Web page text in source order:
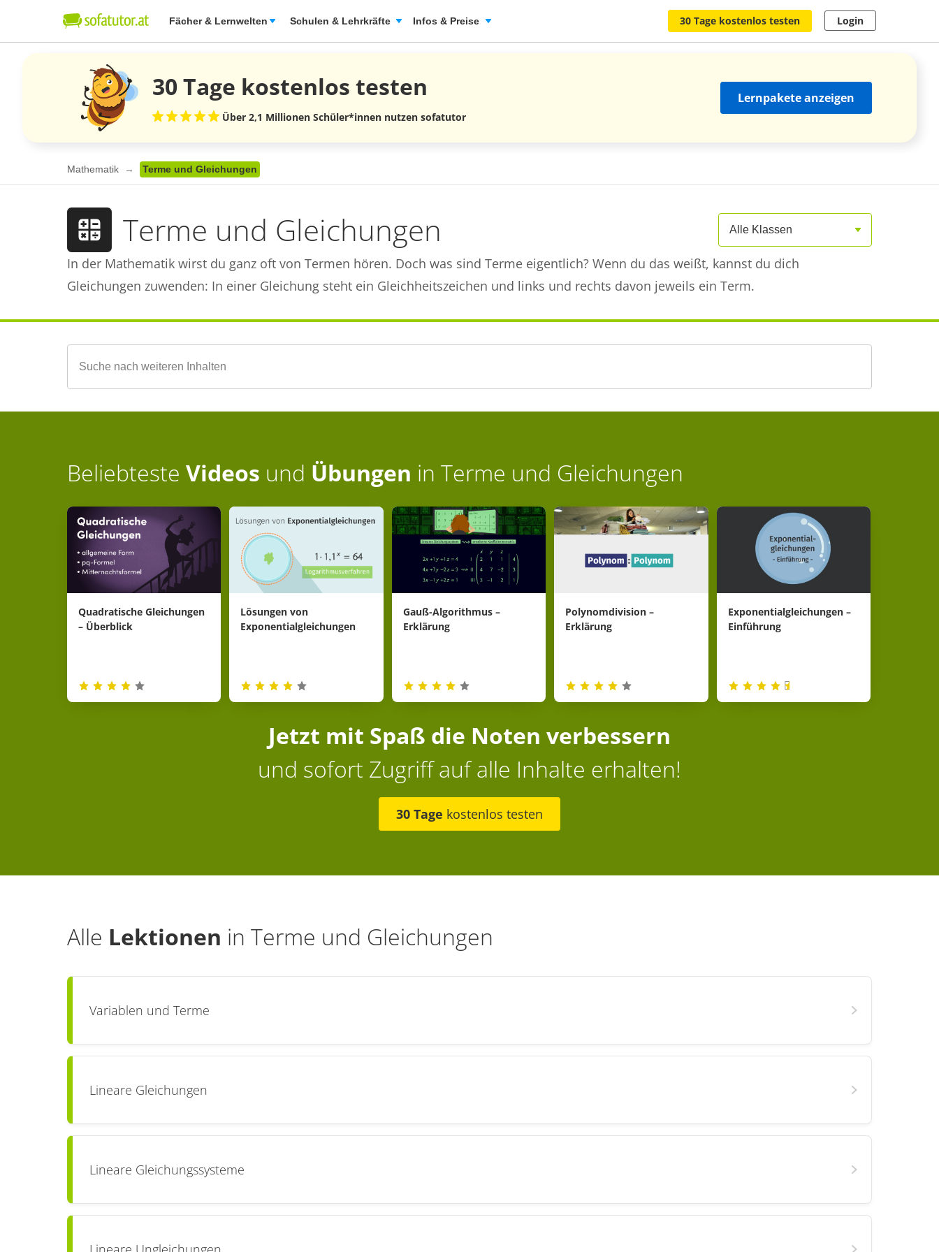
Fächer & Lernwelten Schulen & Lehrkräfte Infos & Preise 30 Tage kostenlos testen Login
30 Tage kostenlos testen
Über 2,1 Millionen Schüler*innen nutzen sofatutor
Lernpakete anzeigen
Mathematik Terme und Gleichungen
Terme und Gleichungen
In der Mathematik wirst du ganz oft von Termen hören. Doch was sind Terme eigentlich? Wenn du das weißt, kannst du dich
Gleichungen zuwenden: In einer Gleichung steht ein Gleichheitszeichen und links und rechts davon jeweils ein Term.
Alle Klassen
Beliebteste Videos und Übungen in Terme und Gleichungen
Quadratische Gleichungen
– Überblick
Lösungen von
Exponentialgleichungen
Gauß-Algorithmus –
Erklärung
Polynomdivision –
Erklärung
Exponentialgleichungen –
Einführung
Jetzt mit Spaß die Noten verbessern
und sofort Zugriff auf alle Inhalte erhalten!
30 Tage kostenlos testen
Alle Lektionen in Terme und Gleichungen
Variablen und Terme
Lineare Gleichungen
Lineare Gleichungssysteme